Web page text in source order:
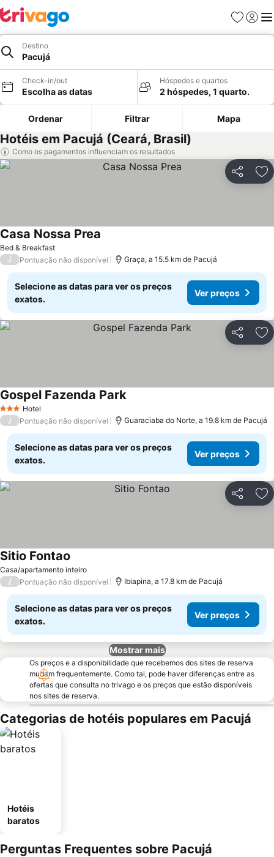
Favoritos
Iniciar
Destino
Pacujá
Check-in/out
Escolha as datas
Hóspedes e quartos
2 hóspedes, 1 quarto.
Ordenar Filtrar Mapa
Hotéis em Pacujá (Ceará, Brasil)
Como os pagamentos influenciam os resultados
Partilhar
Bed & Breakfast
Casa Nossa Prea
/ Pontuação não disponível Graça, a 15.5 km de Pacujá
Selecione as datas para ver os preços
exatos.
Ver preços
Partilhar
3 EstrelasHotel
Gospel Fazenda Park
/ Pontuação não disponível Guaraciaba do Norte, a 19.8 km de Pacujá
Selecione as datas para ver os preços
exatos.
Ver preços
Partilhar
Casa/apartamento inteiro
Sitio Fontao
/ Pontuação não disponível Ibiapina, a 17.8 km de Pacujá
Selecione as datas para ver os preços
exatos.
Ver preços
Mostrar mais
Os preços e a disponibilidade que recebemos dos sites de reserva
mudam frequentemente. Como tal, pode haver diferenças entre as
ofertas que consulta no trivago e os preços que estão disponíveis
nos sites de reserva.
Categorias de hotéis populares em Pacujá
Hotéis
baratos
Perguntas Frequentes sobre Pacujá